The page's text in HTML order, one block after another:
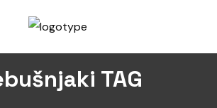
TAG